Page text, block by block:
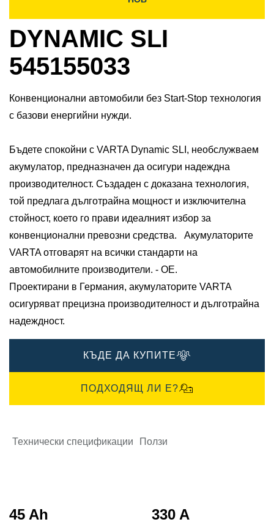
DYNAMIC SLI
545155033
Конвенционални автомобили без Start-Stop технология
с базови енергийни нужди.
Бъдете спокойни с VARTA Dynamic SLI, необслужваем
акумулатор, предназначен да осигури надеждна
производителност. Създаден с доказана технология,
той предлага дълготрайна мощност и изключителна
стойност, което го прави идеалният избор за
конвенционални превозни средства. ​ Акумулаторите
VARTA отговарят на всички стандарти на
автомобилните производители. - ОЕ.
Проектирани в Германия, акумулаторите VARTA
осигуряват прецизна производителност и дълготрайна
надеждност.​
КЪДЕ ДА КУПИТЕ
ПОДХОДЯЩ ЛИ Е?
Технически спецификации Ползи
45 Ah 330 A